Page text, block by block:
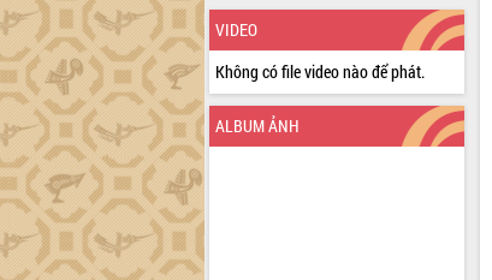
VIDEO
Không có file video nào để phát.
ALBUM ẢNH